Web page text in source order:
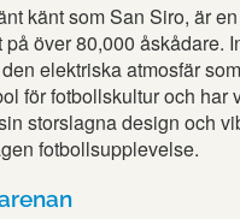
känt som San Siro, är
över 80,000 åskådare.
elektriska atmosfär
för fotbollskultur och har
storslagna design och
fotbollsupplevelse.